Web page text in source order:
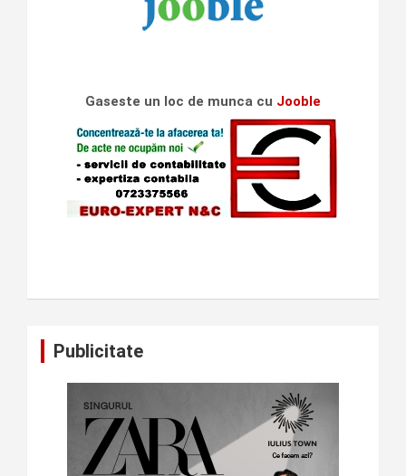
Gaseste un loc de munca cu Jooble
Publicitate